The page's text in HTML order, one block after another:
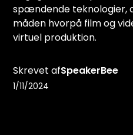
spændende teknologier,
måden hvorpå film og
virtuel produktion.
Skrevet afSpeakerBee
1/11/2024